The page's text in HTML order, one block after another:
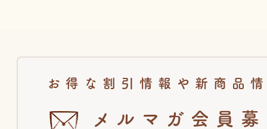
お得な割引情報や新商品
メルマガ会員